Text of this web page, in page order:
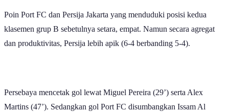
Poin Port FC dan Persija Jakarta yang menduduki posisi kedua
klasemen grup B sebetulnya setara, empat. Namun secara agregat
dan produktivitas, Persija lebih apik (6-4 berbanding 5-4).
Persebaya mencetak gol lewat Miguel Pereira (29’) serta Alex
Martins (47’). Sedangkan gol Port FC disumbangkan Issam Al